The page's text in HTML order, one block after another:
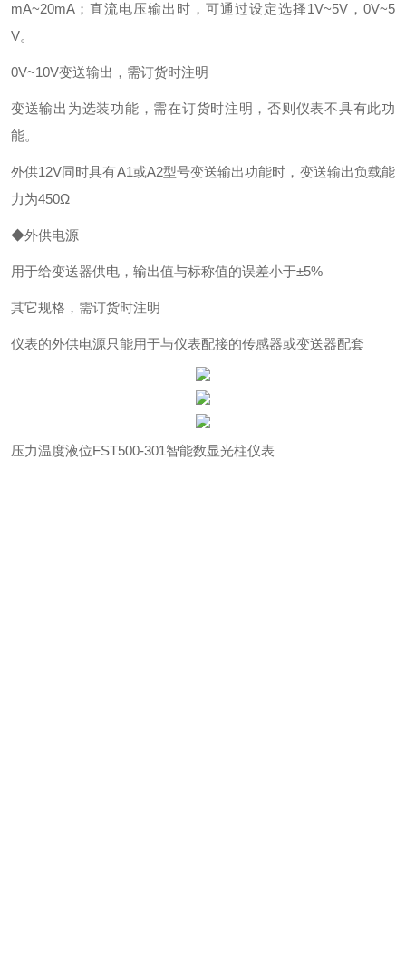
mA~20mA；直流电压输出时，可通过设定选择1V~5V，0V~5
V。
0V~10V变送输出，需订货时注明
变送输出为选装功能，需在订货时注明，否则仪表不具有此功
能。
外供12V同时具有A1或A2型号变送输出功能时，变送输出负载能
力为450Ω
◆外供电源
用于给变送器供电，输出值与标称值的误差小于±5%
其它规格，需订货时注明
仪表的外供电源只能用于与仪表配接的传感器或变送器配套
压力温度液位FST500-301智能数显光柱仪表